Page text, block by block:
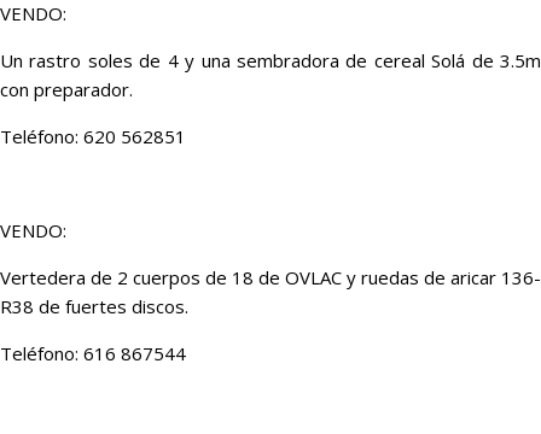
VENDO:
Un rastro soles de 4 y una sembradora de cereal Solá de 3.5m
con preparador.
Teléfono: 620 562851
VENDO:
Vertedera de 2 cuerpos de 18 de OVLAC y ruedas de aricar 136-
R38 de fuertes discos.
Teléfono: 616 867544